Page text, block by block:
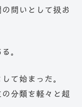
問いとして扱お
。
て始まった。
分類を軽々と超